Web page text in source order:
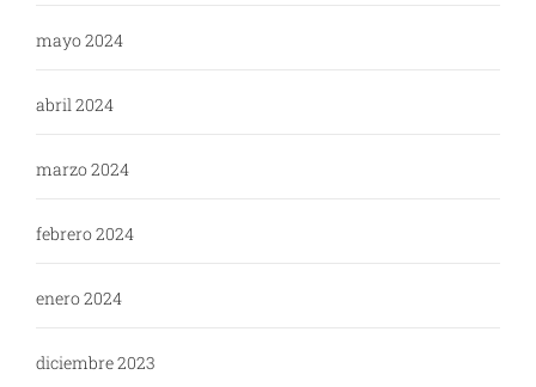
mayo 2024
abril 2024
marzo 2024
febrero 2024
enero 2024
diciembre 2023